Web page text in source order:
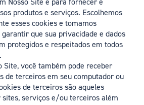
produtos e serviços. Escolhemos
esses cookies e tomamos
que sua privacidade e dados
protegidos e respeitados em todos
Site, você também pode receber
de terceiros em seu computador ou
de terceiros são aqueles
sites, serviços e/ou terceiros além